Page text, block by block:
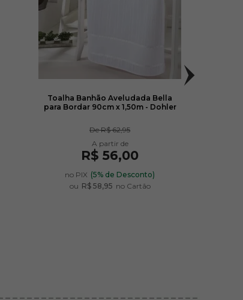
Toalha Banhão Aveludada Bella
para Bordar 90cm x 1,50m - Dohler
DeR$ 62,95
R$ 56,00
no PIX (5% de Desconto)
ou R$ 58,95 no Cartão